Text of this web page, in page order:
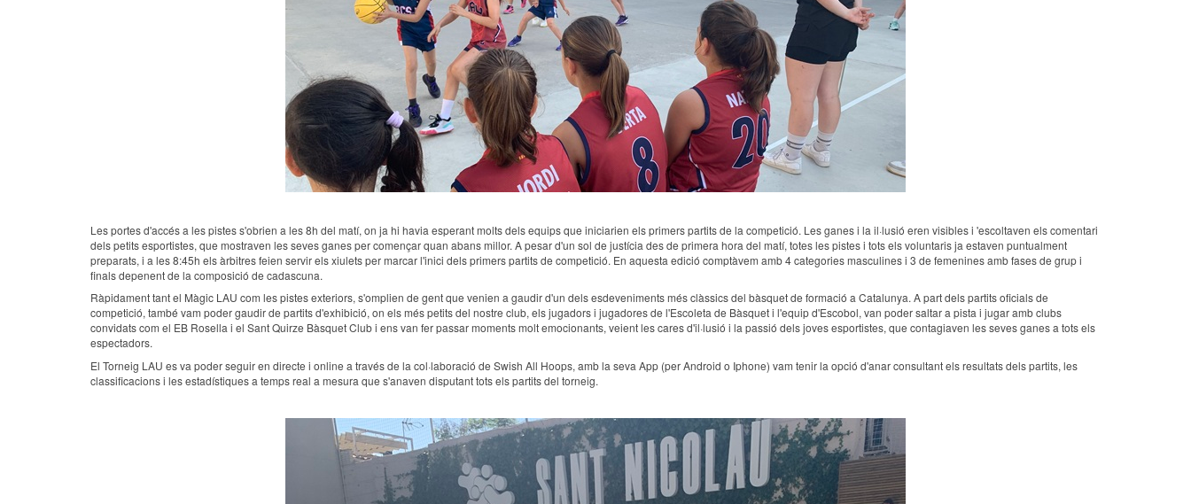
Les portes d'accés a les pistes s'obrien a les 8h del matí, on ja hi havia esperant molts dels equips que iniciarien els primers partits de la competició. Les ganes i la il·lusió eren visibles i 'escoltaven els comentari
dels petits esportistes, que mostraven les seves ganes per començar quan abans millor. A pesar d'un sol de justícia des de primera hora del matí, totes les pistes i tots els voluntaris ja estaven puntualment
preparats, i a les 8:45h els àrbitres feien servir els xiulets per marcar l'inici dels primers partits de competició. En aquesta edició comptàvem amb 4 categories masculines i 3 de femenines amb fases de grup i
finals depenent de la composició de cadascuna.
Ràpidament tant el Màgic LAU com les pistes exteriors, s'omplien de gent que venien a gaudir d'un dels esdeveniments més clàssics del bàsquet de formació a Catalunya. A part dels partits oficials de
competició, també vam poder gaudir de partits d'exhibició, on els més petits del nostre club, els jugadors i jugadores de l'Escoleta de Bàsquet i l'equip d'Escobol, van poder saltar a pista i jugar amb clubs
convidats com el EB Rosella i el Sant Quirze Bàsquet Club i ens van fer passar moments molt emocionants, veient les cares d'il·lusió i la passió dels joves esportistes, que contagiaven les seves ganes a tots els
espectadors.
El Torneig LAU es va poder seguir en directe i online a través de la col·laboració de Swish All Hoops, amb la seva App (per Android o Iphone) vam tenir la opció d'anar consultant els resultats dels partits, les
classificacions i les estadístiques a temps real a mesura que s'anaven disputant tots els partits del torneig.